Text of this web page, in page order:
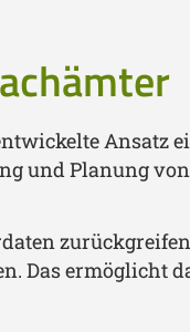
Ansatz
und Planung
Das ermöglicht